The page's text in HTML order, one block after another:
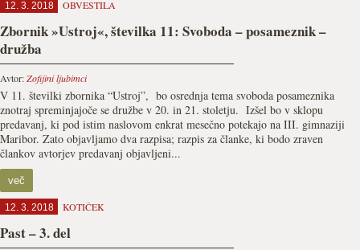
12. 3. 2018 OBVESTILA
Zbornik »Ustroj«, številka 11: Svoboda – posameznik –
družba
Avtor:Zofijini ljubimci
V 11. številki zbornika “Ustroj”, bo osrednja tema svoboda posameznika
znotraj spreminjajoče se družbe v 20. in 21. stoletju. Izšel bo v sklopu
predavanj, ki pod istim naslovom enkrat mesečno potekajo na III. gimnaziji
Maribor. Zato objavljamo dva razpisa; razpis za članke, ki bodo zraven
člankov avtorjev predavanj objavljeni...
več
12. 3. 2018 KOTIČEK
Past – 3. del